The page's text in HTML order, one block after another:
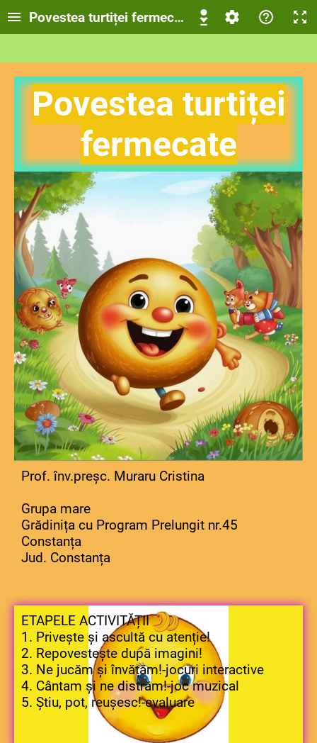
Povestea turtiței fermecate
Povestea turtiței
fermecate
Prof. înv.preșc. Muraru Cristina
Grupa mare
Grădinița cu Program Prelungit nr.45
Constanța
Jud. Constanța
ETAPELE ACTIVITĂȚII
1. Privește și ascultă cu atenție!
2. Repovestește după imagini!
3. Ne jucăm și învățăm!-jocuri interactive
4. Cântam și ne distrăm!-joc muzical
5. Știu, pot, reușesc!-evaluare